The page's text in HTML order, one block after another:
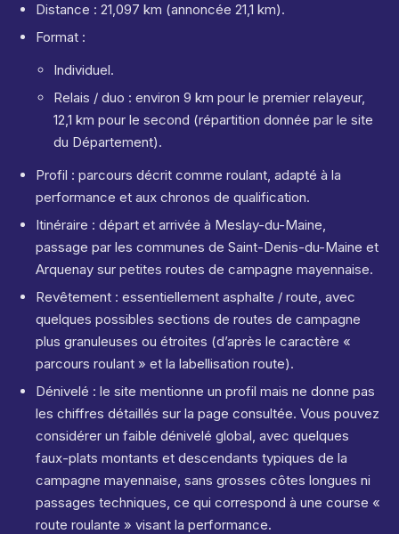
Distance : 21,097 km (annoncée 21,1 km).
Format :
Individuel.
Relais / duo : environ 9 km pour le premier relayeur,
12,1 km pour le second (répartition donnée par le site
du Département).
Profil : parcours décrit comme roulant, adapté à la
performance et aux chronos de qualification.
Itinéraire : départ et arrivée à Meslay-du-Maine,
passage par les communes de Saint-Denis-du-Maine et
Arquenay sur petites routes de campagne mayennaise.
Revêtement : essentiellement asphalte / route, avec
quelques possibles sections de routes de campagne
plus granuleuses ou étroites (d’après le caractère «
parcours roulant » et la labellisation route).
Dénivelé : le site mentionne un profil mais ne donne pas
les chiffres détaillés sur la page consultée. Vous pouvez
considérer un faible dénivelé global, avec quelques
faux-plats montants et descendants typiques de la
campagne mayennaise, sans grosses côtes longues ni
passages techniques, ce qui correspond à une course «
route roulante » visant la performance.